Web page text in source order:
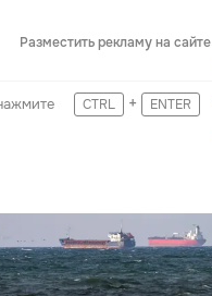
Разместить рекламу на сайте
CTRL + ENTER